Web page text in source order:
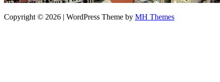
Copyright © 2026 | WordPress Theme by MH Themes